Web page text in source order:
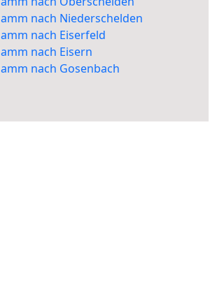
nach Niederschelden
nach Eiserfeld
nach Eisern
nach Gosenbach